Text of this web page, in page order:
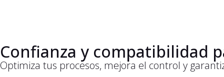
Confianza y compatibilidad
Optimiza tus procesos, mejora el control y